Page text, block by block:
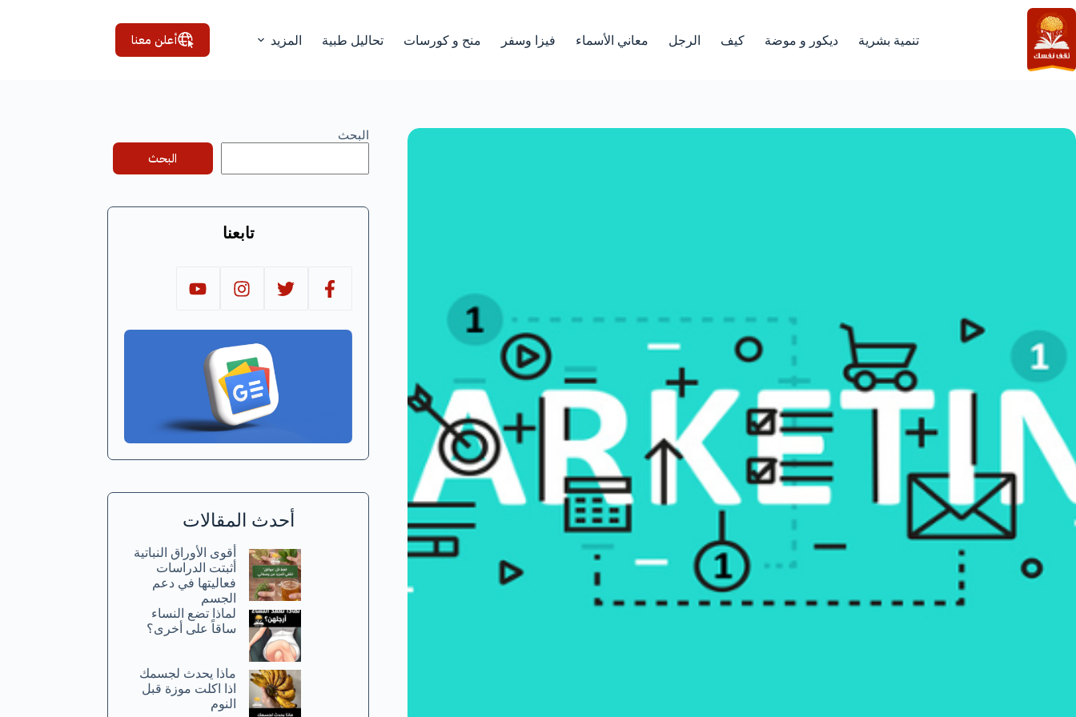
التجاوز
إلى
المحتوى
تنمية بشرية ديكور و موضة كيف الرجل معاني الأسماء فيزا وسفر منح و كورسات تحاليل طبية المزيد أعلن معنا
البحث
البحث
تابعنا
أحدث المقالات
أقوى الأوراق النباتية
أثبتت الدراسات
فعاليتها في دعم
الجسم
لماذا تضع النساء
ساقاً على أخرى؟
ماذا يحدث لجسمك
اذا اكلت موزة قبل
النوم